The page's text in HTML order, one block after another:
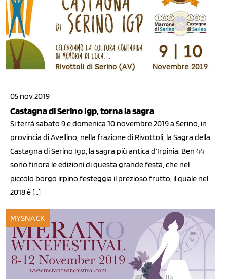
05 nov 2019
Castagna di Serino Igp, torna la sagra
Si terrà sabato 9 e domenica 10 novembre 2019 a Serino, in
provincia di Avellino, nella frazione di Rivottoli, la Sagra della
Castagna di Serino Igp, la sagra più antica d’Irpinia. Ben 44
sono finora le edizioni di questa grande festa, che nel
piccolo borgo irpino festeggia il prezioso frutto, il quale nel
2018 è […]
MYSNACK